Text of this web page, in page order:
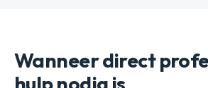
Wanneer direct